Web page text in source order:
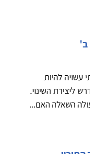
ב'
עשויה להיות
ליצירת השינוי.
השאלה האם...